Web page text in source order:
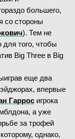
большего,
со стороны
). Тем не
для того, чтобы
Big Three в Big
еще два
впервые
Гаррос игрока
а уже
за трофей
однако,